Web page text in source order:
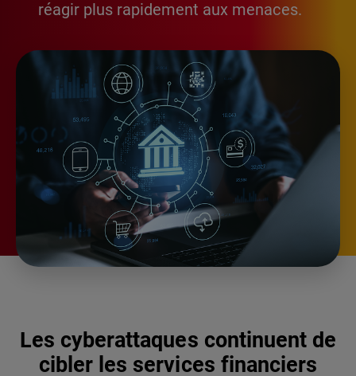
réagir plus rapidement aux menaces.
Les cyberattaques continuent de
cibler les services financiers